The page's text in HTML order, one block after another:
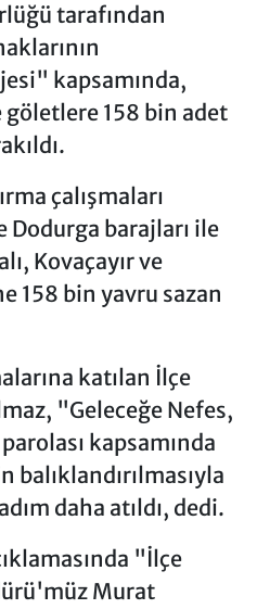
tarafından
kapsamında,
158 bin adet
çalışmaları
Dodurga barajları ile
Kovaçayır ve
158 bin yavru sazan
katılan İlçe
"Geleceğe Nefes,
kapsamında
daha atıldı, dedi.
"İlçe
Murat